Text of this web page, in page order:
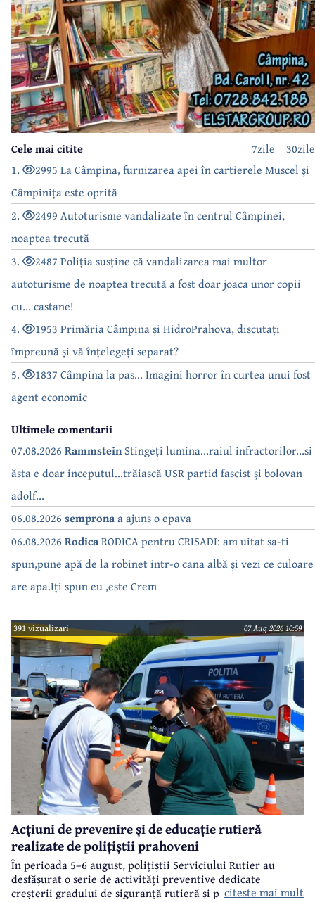
30zile
7zile
Cele mai citite
1.
2995 La Câmpina, furnizarea apei în cartierele Muscel și
Câmpinița este oprită
2.
2499 Autoturisme vandalizate în centrul Câmpinei,
noaptea trecută
3.
2487 Poliția susține că vandalizarea mai multor
autoturisme de noaptea trecută a fost doar joaca unor copii
cu... castane!
4.
1953 Primăria Câmpina și HidroPrahova, discutați
împreună și vă înțelegeți separat?
5.
1837 Câmpina la pas... Imagini horror în curtea unui fost
agent economic
Ultimele comentarii
07.08.2026 RammsteinStingeți lumina...raiul infractorilor...si
ăsta e doar inceputul...trăiască USR partid fascist și bolovan
adolf...
06.08.2026 sempronaa ajuns o epava
06.08.2026 RodicaRODICA pentru CRISADI: am uitat sa-ti
spun,pune apă de la robinet intr-o cana albă și vezi ce culoare
are apa.Iți spun eu ,este Crem
391 vizualizari 07 Aug 2026 10:59
Acțiuni de prevenire și de educație rutieră
realizate de polițiștii prahoveni
În perioada 5–6 august, polițiștii Serviciului Rutier au
desfășurat o serie de activități preventive dedicate
creșterii gradului de siguranță rutieră și promovării unui
citeste mai mult